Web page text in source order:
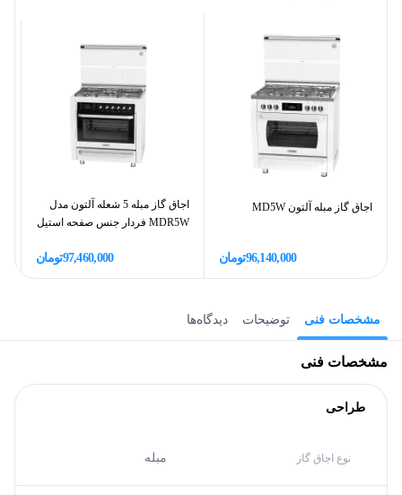
اجاق گاز مبله آلتون MD5W
96,140,000تومان
اجاق گاز مبله 5 شعله آلتون مدل
MDR5W فردار جنس صفحه استیل
97,460,000تومان
مشخصات فنی توضیحات دیدگاه‌ها
مشخصات فنی
طراحی
نوع اجاق گاز مبله